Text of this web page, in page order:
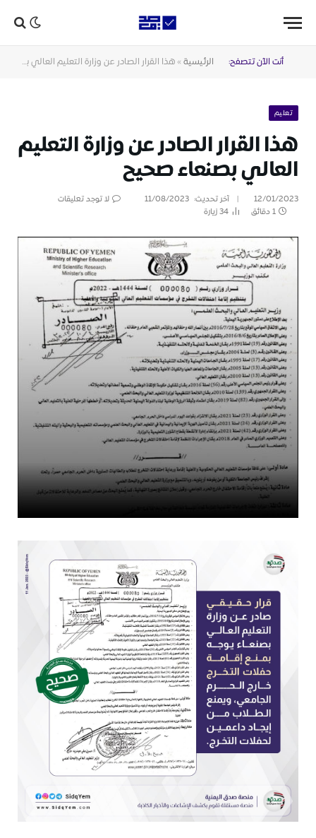
أنت الآن تتصفح: الرئيسية » هذا القرار الصادر عن وزارة التعليم العالي بصنعاء صحيح
تعليم
هذا القرار الصادر عن وزارة التعليم
العالي بصنعاء صحيح
12/01/2023 آخر تحديث: 11/08/2023
لا توجد تعليقات
1 دقائق
34زيارة